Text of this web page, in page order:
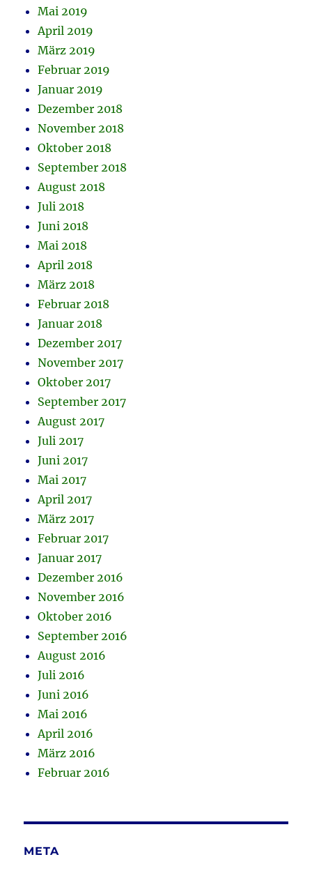
Mai 2019
April 2019
März 2019
Februar 2019
Januar 2019
Dezember 2018
November 2018
Oktober 2018
September 2018
August 2018
Juli 2018
Juni 2018
Mai 2018
April 2018
März 2018
Februar 2018
Januar 2018
Dezember 2017
November 2017
Oktober 2017
September 2017
August 2017
Juli 2017
Juni 2017
Mai 2017
April 2017
März 2017
Februar 2017
Januar 2017
Dezember 2016
November 2016
Oktober 2016
September 2016
August 2016
Juli 2016
Juni 2016
Mai 2016
April 2016
März 2016
Februar 2016
META